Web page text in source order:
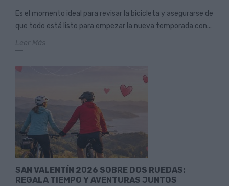
Es el momento ideal para revisar la bicicleta y asegurarse de
que todo está listo para empezar la nueva temporada con...
Leer Más
SAN VALENTÍN 2026 SOBRE DOS RUEDAS:
REGALA TIEMPO Y AVENTURAS JUNTOS